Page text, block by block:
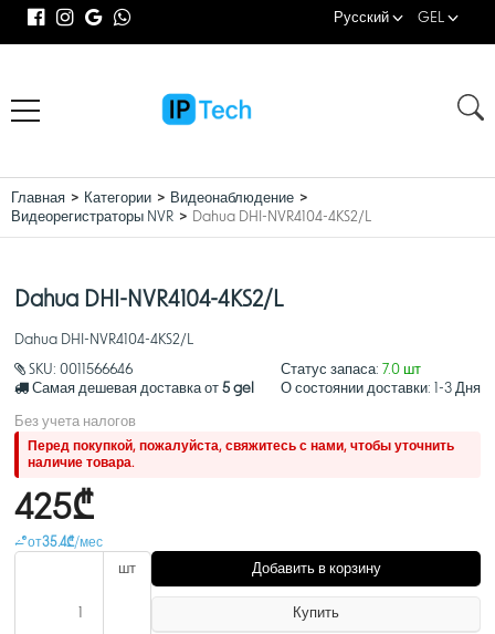
Русский GEL
Главная Категории
Видеонаблюдение
Видеорегистраторы NVR
Dahua DHI-NVR4104-4KS2/L
Dahua DHI-NVR4104-4KS2/L
Dahua DHI-NVR4104-4KS2/L
SKU: 0011566646
Самая дешевая доставка от 5 gel
Статус запаса: 7.0 шт
О состоянии доставки:
1-3 Дня
Без учета налогов
Перед покупкой, пожалуйста, свяжитесь с нами, чтобы уточнить
наличие товара.
425₾
от35.4₾/мес
шт Добавить в корзину
Купить